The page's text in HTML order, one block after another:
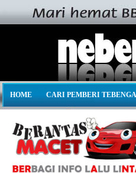
HOME CARI PEMBERI